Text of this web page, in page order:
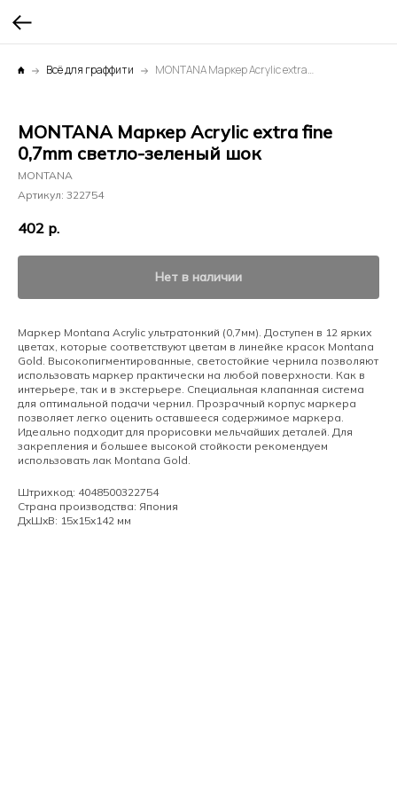
Всё для граффити MONTANA Маркер Acrylic extra fine 0,7mm светло-зеленый шок
MONTANA Маркер Acrylic extra fine
0,7mm светло-зеленый шок
MONTANA
Артикул: 322754
402 р.
Нет в наличии
Маркер Montana Acrylic ультратонкий (0,7мм). Доступен в 12 ярких
цветах, которые соответствуют цветам в линейке красок Montana
Gold. Высокопигментированные, светостойкие чернила позволяют
использовать маркер практически на любой поверхности. Как в
интерьере, так и в экстерьере. Специальная клапанная система
для оптимальной подачи чернил. Прозрачный корпус маркера
позволяет легко оценить оставшееся содержимое маркера.
Идеально подходит для прорисовки мельчайших деталей. Для
закрепления и большее высокой стойкости рекомендуем
использовать лак Montana Gold.
Штрихкод: 4048500322754
Страна производства: Япония
ДxШxВ: 15x15x142 мм